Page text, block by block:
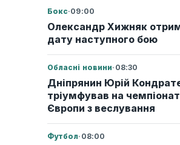
Бокс·09:00
Олександр Хижняк
дату наступного бою
Обласні новини· 08:30
Дніпрянин Юрій
тріумфував на
Європи з веслування
Футбол· 08:00